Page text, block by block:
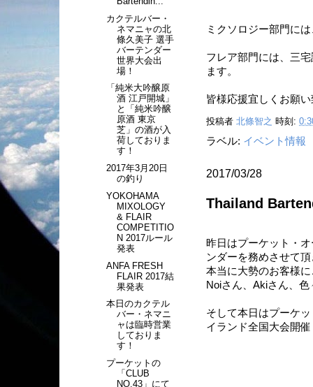
ミクソロジー部門に
フレア部門には、三
ます。
皆様応援宜しくお願
投稿者 北條智之 時刻:
ラベル: イベント情報
2017/03/28
Thailand
昨日はプーケット・
ンダーを務めさせて
本当に大勢のお客様
Noiさん、Akiさん、
そして本日はプーケ
イランド全国大会開催
カクテルバー・
ネマニャの北
條久美子 選手
バーテンダー
世界大会出
場！
「純米大吟醸原
酒 江戸開城」
と「純米吟醸
原酒 東京
芝」の酒が入
荷しておりま
す！
2017年3月20日
の釣り
YOKOHAMA
MIXOLOGY
& FLAIR
COMPETITIO
N 2017ルール
発表
ANFA FRESH
FLAIR 2017結
果発表
本日のカクテル
バー・ネマニ
ャは臨時営業
しておりま
す！
プーケットの
「CLUB
NO.43」にて